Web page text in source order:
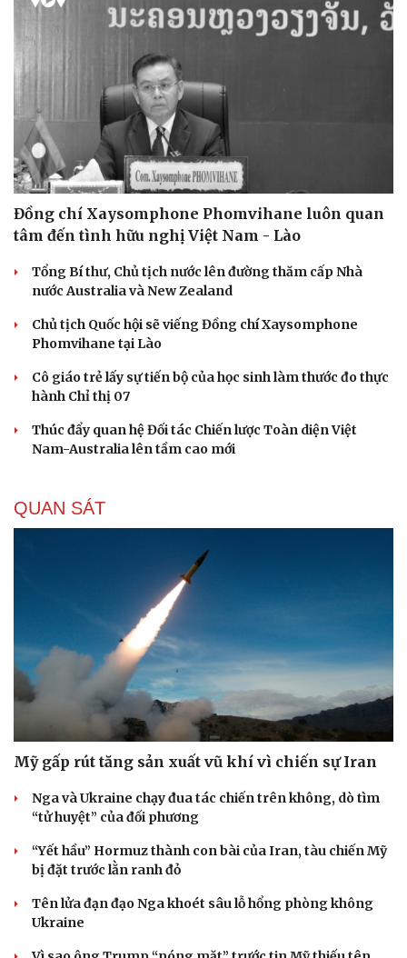
Đồng chí Xaysomphone Phomvihane luôn quan
tâm đến tình hữu nghị Việt Nam - Lào
Tổng Bí thư, Chủ tịch nước lên đường thăm cấp Nhà
nước Australia và New Zealand
Chủ tịch Quốc hội sẽ viếng Đồng chí Xaysomphone
Phomvihane tại Lào
Cô giáo trẻ lấy sự tiến bộ của học sinh làm thước đo thực
hành Chỉ thị 07
Thúc đẩy quan hệ Đối tác Chiến lược Toàn diện Việt
Nam-Australia lên tầm cao mới
QUAN SÁT
Mỹ gấp rút tăng sản xuất vũ khí vì chiến sự Iran
Nga và Ukraine chạy đua tác chiến trên không, dò tìm
“tử huyệt” của đối phương
“Yết hầu” Hormuz thành con bài của Iran, tàu chiến Mỹ
bị đặt trước lằn ranh đỏ
Tên lửa đạn đạo Nga khoét sâu lỗ hổng phòng không
Ukraine